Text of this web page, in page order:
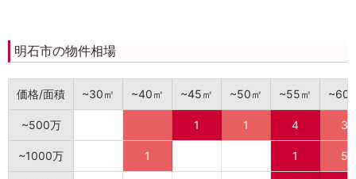
明石市の物件相場
価格/面積 ~30㎡ ~40㎡ ~45㎡ ~50㎡ ~55㎡ ~60
~500万 1 1 4 3
~1000万 1 1 5